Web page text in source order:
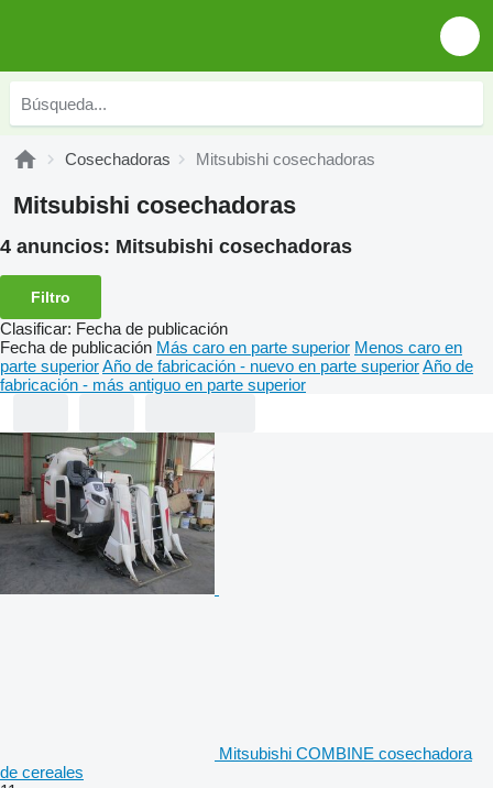
Cosechadoras Mitsubishi cosechadoras
Mitsubishi cosechadoras
4 anuncios: Mitsubishi cosechadoras
Filtro
Clasificar: Fecha de publicación
Fecha de publicación Más caro en parte superior Menos caro en
parte superiorAño de fabricación - nuevo en parte superiorAño de
fabricación - más antiguo en parte superior
Mitsubishi COMBINE cosechadora
de cereales